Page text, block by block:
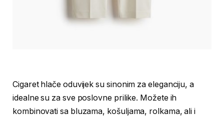
Cigaret hlače oduvijek su sinonim za eleganciju, a
idealne su za sve poslovne prilike. Možete ih
kombinovati sa bluzama, košuljama, rolkama, ali i